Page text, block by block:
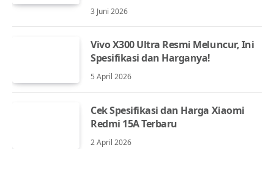
3 Juni 2026
Vivo X300 Ultra Resmi Meluncur, Ini
Spesifikasi dan Harganya!
5 April 2026
Cek Spesifikasi dan Harga Xiaomi
Redmi 15A Terbaru
2 April 2026